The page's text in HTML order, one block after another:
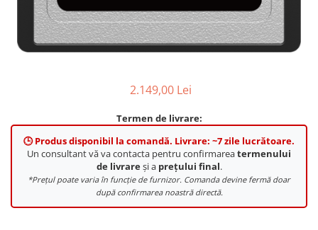
Convertoare pe filet foto video
Inele reductii obiective
Compatibil Sony
Blitz-uri circulare (Macro)
Adaptoare stativ port umbrela si
blitz TTL
Comander TTL
2.149,00 Lei
Termen de livrare:
🕒 Produs disponibil la comandă. Livrare: ~7 zile lucrătoare.
Un consultant vă va contacta pentru confirmareatermenului
de livrareși a prețului final.
*Prețul poate varia în funcție de furnizor. Comanda devine fermă doar
după confirmarea noastră directă.